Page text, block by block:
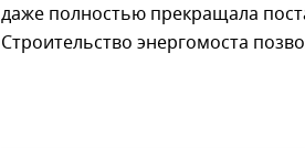
даже полностью прекращала
Строительство энергомоста